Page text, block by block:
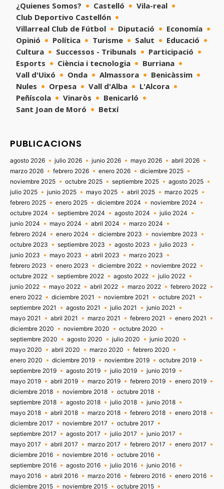
¿Quienes Somos? Castelló
Vila-real
Club Deportivo Castellón
Villarreal Club de Fútbol
Diputació
Economía
Opinió
Política Turisme Salut
Educació
Cultura
Successos - Tribunals
Participació
Esports
Ciència i tecnologia
Burriana
Vall d'Uixó
Onda Almassora
Benicàssim
Nules
Orpesa Vall d'Alba
L'Alcora
Peñíscola
Vinaròs
Benicarló
Sant Joan de Moró
Betxí
PUBLICACIONS
agosto 2026 julio 2026 junio 2026 mayo 2026
abril 2026
marzo 2026
febrero 2026 enero 2026
diciembre 2025
noviembre 2025
octubre 2025 septiembre 2025
agosto 2025
julio 2025
junio 2025 mayo 2025 abril 2025
marzo 2025
febrero 2025
enero 2025 diciembre 2024
noviembre 2024
octubre 2024
septiembre 2024 agosto 2024
julio 2024
junio 2024
mayo 2024 abril 2024
marzo 2024
febrero 2024
enero 2024 diciembre 2023
noviembre 2023
octubre 2023
septiembre 2023 agosto 2023
julio 2023
junio 2023
mayo 2023 abril 2023
marzo 2023
febrero 2023
enero 2023 diciembre 2022
noviembre 2022
octubre 2022
septiembre 2022 agosto 2022
julio 2022
junio 2022
mayo 2022 abril 2022 marzo 2022
febrero 2022
enero 2022
diciembre 2021 noviembre 2021
octubre 2021
septiembre 2021
agosto 2021 julio 2021
junio 2021
mayo 2021
abril 2021 marzo 2021 febrero 2021
enero 2021
diciembre 2020
noviembre 2020
octubre 2020
septiembre 2020
agosto 2020 julio 2020
junio 2020
mayo 2020
abril 2020 marzo 2020
febrero 2020
enero 2020
diciembre 2019 noviembre 2019
octubre 2019
septiembre 2019
agosto 2019 julio 2019
junio 2019
mayo 2019
abril 2019 marzo 2019 febrero 2019
enero 2019
diciembre 2018
noviembre 2018
octubre 2018
septiembre 2018
agosto 2018 julio 2018
junio 2018
mayo 2018
abril 2018 marzo 2018 febrero 2018
enero 2018
diciembre 2017
noviembre 2017
octubre 2017
septiembre 2017
agosto 2017 julio 2017
junio 2017
mayo 2017
abril 2017 marzo 2017 febrero 2017
enero 2017
diciembre 2016
noviembre 2016
octubre 2016
septiembre 2016
agosto 2016 julio 2016
junio 2016
mayo 2016
abril 2016 marzo 2016 febrero 2016
enero 2016
diciembre 2015
noviembre 2015 octubre 2015